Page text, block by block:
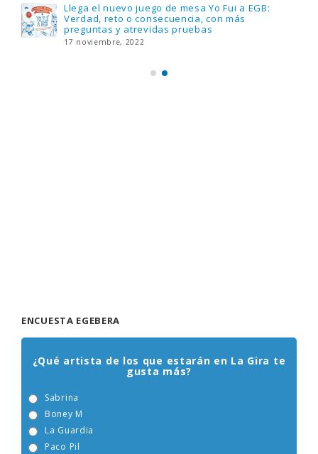
Llega el nuevo juego de mesa Yo Fui a EGB:
Verdad, reto o consecuencia, con más
preguntas y atrevidas pruebas
17 noviembre, 2022
ENCUESTA EGEBERA
¿Qué artista de los que estarán en La Gira te
gusta más?
Sabrina
Boney M
La Guardia
Paco Pil